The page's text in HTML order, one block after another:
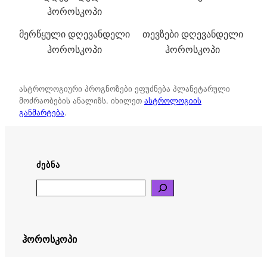
ჰოროსკოპი
მერწყული დღევანდელი
ჰოროსკოპი
თევზები დღევანდელი
ჰოროსკოპი
ასტროლოგიური პროგნოზები ეფუძნება პლანეტარული
მოძრაობების ანალიზს. იხილეთ ასტროლოგიის
განმარტება.
ᲫᲔᲑᲜᲐ
ჰოროსკოპი